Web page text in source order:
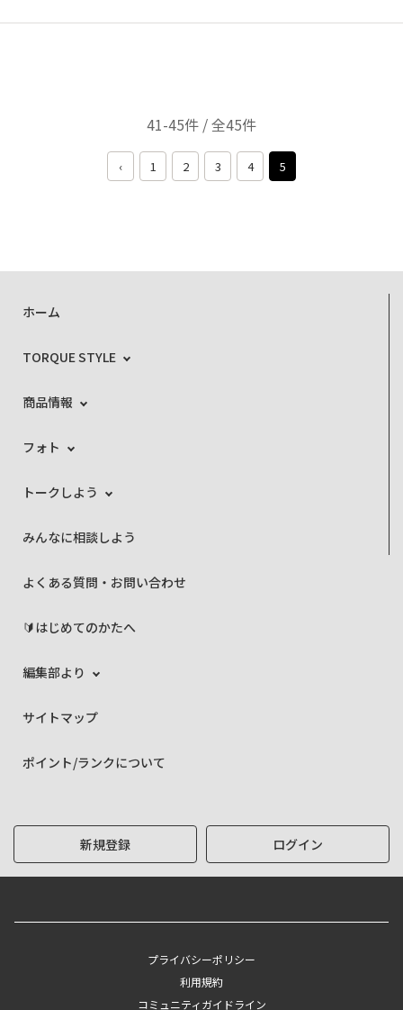
41-45件 / 全45件
‹ 1 2 3 4 5
ホーム
TORQUE STYLE
商品情報
フォト
トークしよう
みんなに相談しよう
よくある質問・お問い合わせ
🔰はじめてのかたへ
編集部より
サイトマップ
ポイント/ランクについて
新規登録 ログイン
プライバシーポリシー
利用規約
コミュニティガイドライン